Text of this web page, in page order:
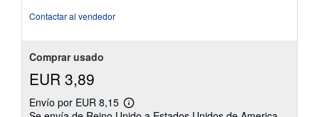
Contactar al vendedor
Comprar usado
EUR 3,89
Envío por EUR 8,15
Más